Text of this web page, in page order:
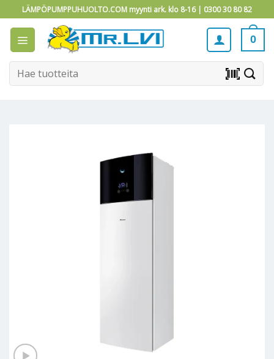
to
content
LÄMPÖPUMPPUHUOLTO.COM myynti ark. klo 8-16 | 0300 30 80 82
0
Etsi: barcode_scanner